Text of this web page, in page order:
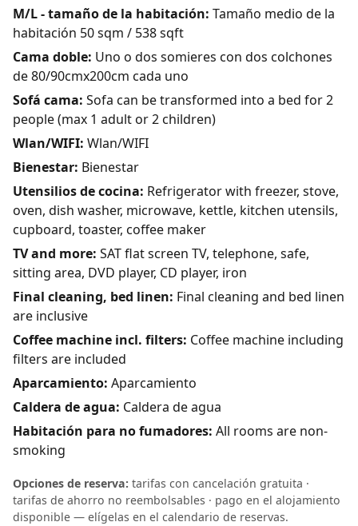
M/L - tamaño de la habitación: Tamaño medio de la
habitación 50 sqm / 538 sqft
Cama doble: Uno o dos somieres con dos colchones
de 80/90cmx200cm cada uno
Sofá cama: Sofa can be transformed into a bed for 2
people (max 1 adult or 2 children)
Wlan/WIFI: Wlan/WIFI
Bienestar: Bienestar
Utensilios de cocina: Refrigerator with freezer, stove,
oven, dish washer, microwave, kettle, kitchen utensils,
cupboard, toaster, coffee maker
TV and more: SAT flat screen TV, telephone, safe,
sitting area, DVD player, CD player, iron
Final cleaning, bed linen: Final cleaning and bed linen
are inclusive
Coffee machine incl. filters: Coffee machine including
filters are included
Aparcamiento: Aparcamiento
Caldera de agua: Caldera de agua
Habitación para no fumadores: All rooms are non-
smoking
Opciones de reserva: tarifas con cancelación gratuita ·
tarifas de ahorro no reembolsables · pago en el alojamiento
disponible — elígelas en el calendario de reservas.